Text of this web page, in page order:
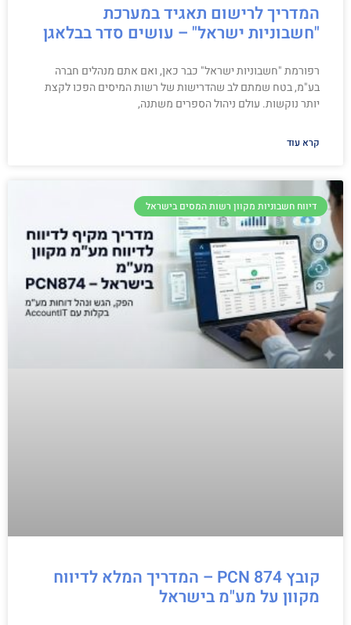
המדריך לרישום תאגיד במערכת
"חשבוניות ישראל" – עושים סדר בבלאגן
רפורמת "חשבוניות ישראל" כבר כאן, ואם אתם מנהלים חברה
בע"מ, בטח שמתם לב שהדרישות של רשות המיסים הפכו לקצת
יותר נוקשות. עולם ניהול הספרים משתנה,
קרא עוד
דיווח חשבוניות מקוון רשות המסים בישראל
קובץ PCN 874 – המדריך המלא לדיווח
מקוון על מע"מ בישראל